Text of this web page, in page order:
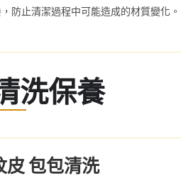
防止清潔過程中可能造成的材質變化。
洗保養
皮 包包清洗